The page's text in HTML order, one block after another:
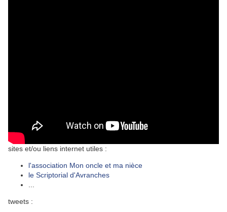
sites et/ou liens internet utiles :
l'association Mon oncle et ma nièce
le Scriptorial d'Avranches
tweets :